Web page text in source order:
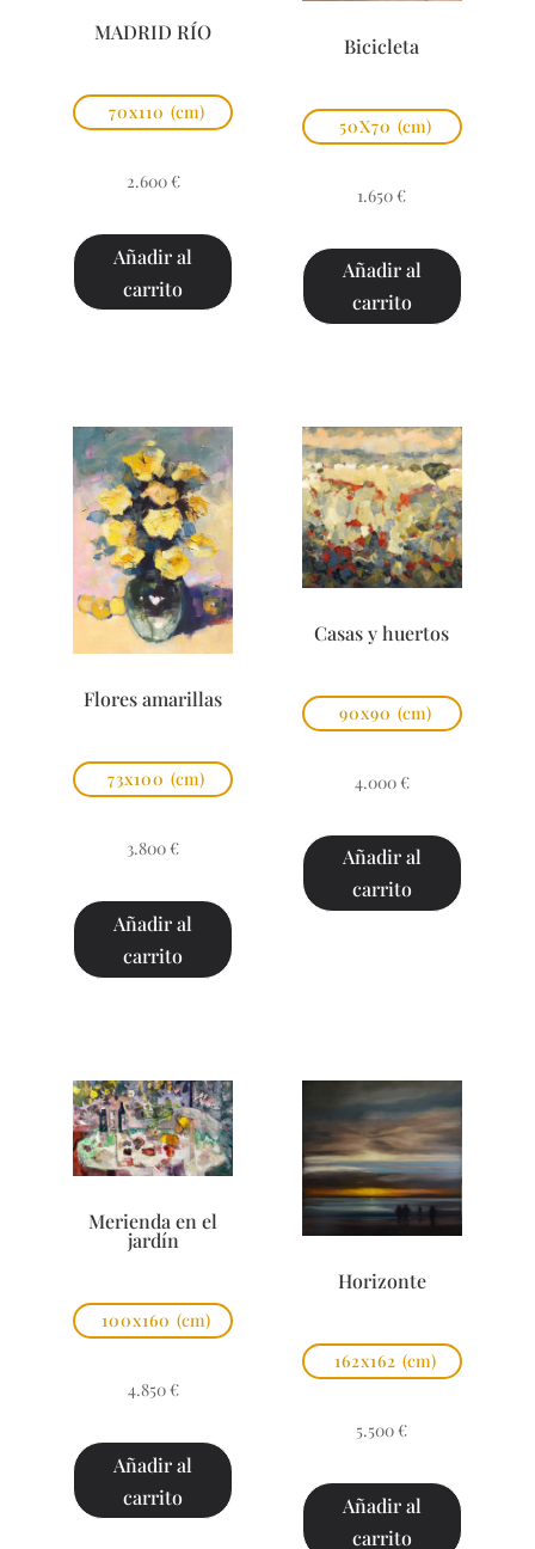
MADRID RÍO
70x110 (cm)
2.600 €
Añadir al
carrito
Bicicleta
50X70 (cm)
1.650 €
Añadir al
carrito
Flores amarillas
73x100 (cm)
3.800 €
Añadir al
carrito
Casas y huertos
90x90 (cm)
4.000 €
Añadir al
carrito
Merienda en el
jardín
100x160 (cm)
4.850 €
Añadir al
carrito
Horizonte
162x162 (cm)
5.500 €
Añadir al
carrito